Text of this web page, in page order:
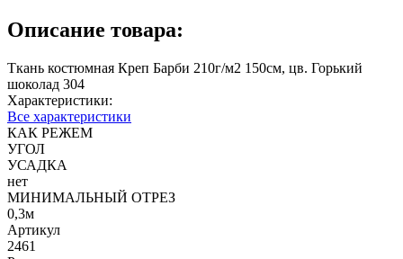
Описание товара:
Ткань костюмная Креп Барби 210г/м2 150см, цв. Горький
шоколад 304
Характеристики:
Все характеристики
КАК РЕЖЕМ
УГОЛ
УСАДКА
нет
МИНИМАЛЬНЫЙ ОТРЕЗ
0,3м
Артикул
2461